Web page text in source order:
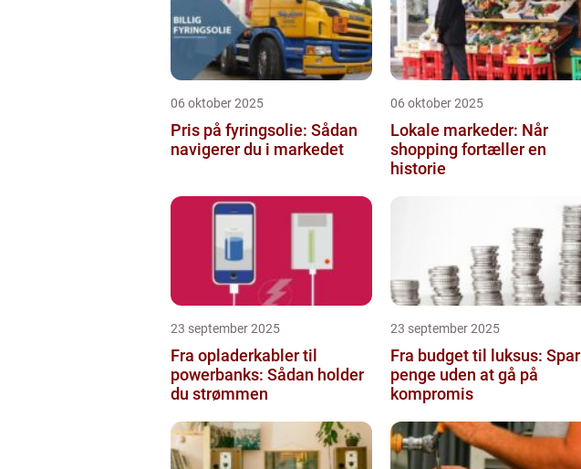
06 oktober 2025
Pris på fyringsolie: Sådan
navigerer du i markedet
06 oktober 2025
Lokale markeder: Når
shopping fortæller en
historie
23 september 2025
Fra opladerkabler til
powerbanks: Sådan holder
du strømmen
23 september 2025
Fra budget til luksus: Spar
penge uden at gå på
kompromis